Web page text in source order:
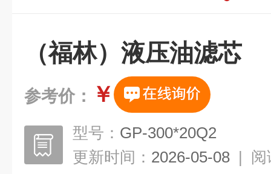
（福林）液压油滤芯
参考价： ￥
型号： GP-300*20Q2
更新时间： 2026-05-08 | 阅